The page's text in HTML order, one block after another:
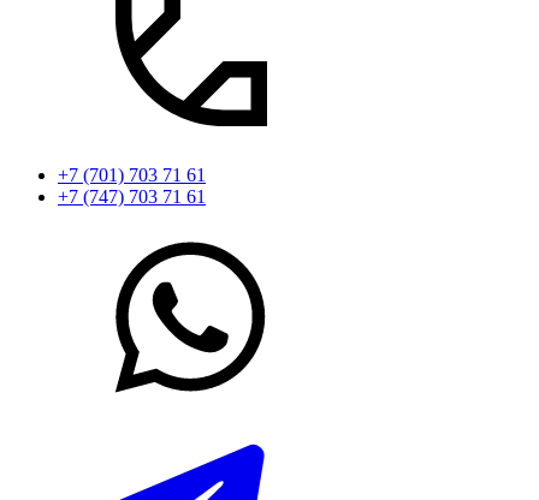
+7 (701) 703 71 61
+7 (747) 703 71 61